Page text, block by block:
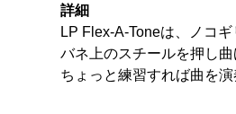
詳細
LP Flex-A-Toneは、ノコ
バネ上のスチールを押し
ちょっと練習すれば曲を演